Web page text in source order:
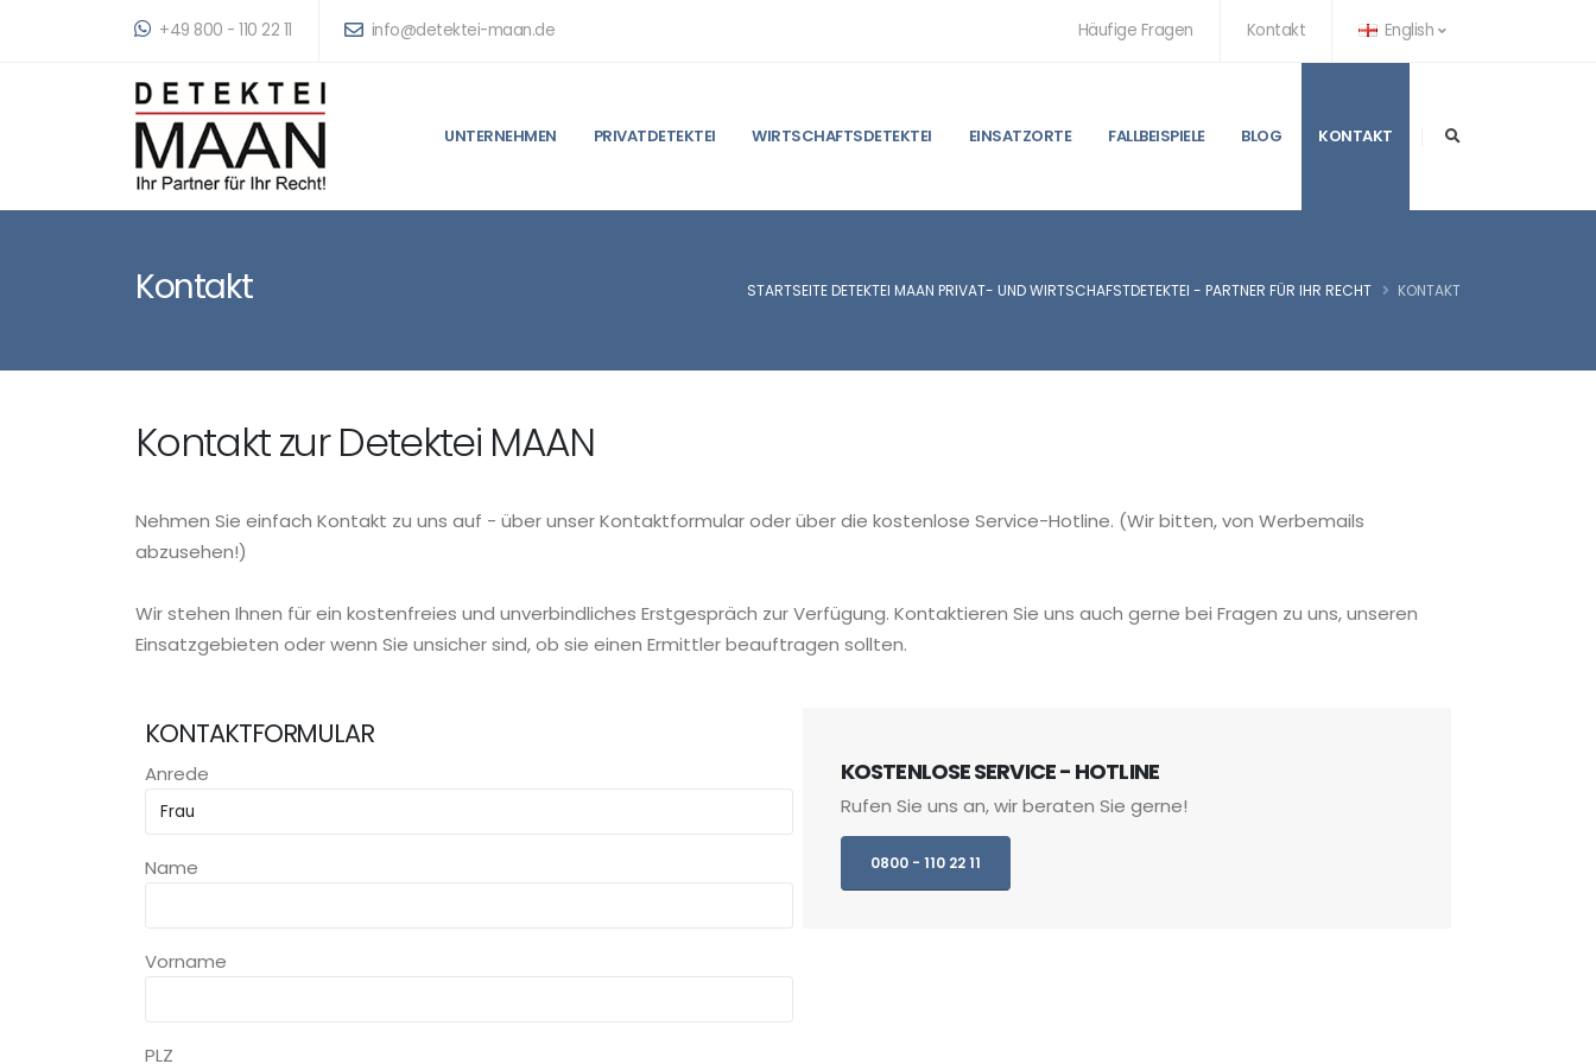
+49 800 - 110 22 11 info@detektei-maan.de Häufige Fragen Kontakt English
UNTERNEHMEN PRIVATDETEKTEI WIRTSCHAFTSDETEKTEI EINSATZORTE FALLBEISPIELE BLOG KONTAKT
Kontakt STARTSEITE DETEKTEI MAAN PRIVAT- UND WIRTSCHAFSTDETEKTEI - PARTNER FÜR IHR RECHT KONTAKT
Kontakt zur Detektei MAAN
Nehmen Sie einfach Kontakt zu uns auf - über unser Kontaktformular oder über die kostenlose Service-Hotline. (Wir bitten, von Werbemails
abzusehen!)
Wir stehen Ihnen für ein kostenfreies und unverbindliches Erstgespräch zur Verfügung. Kontaktieren Sie uns auch gerne bei Fragen zu uns, unseren
Einsatzgebieten oder wenn Sie unsicher sind, ob sie einen Ermittler beauftragen sollten.
KONTAKTFORMULAR
Anrede
Name
Vorname
PLZ
KOSTENLOSE SERVICE - HOTLINE
Rufen Sie uns an, wir beraten Sie gerne!
0800 - 110 22 11